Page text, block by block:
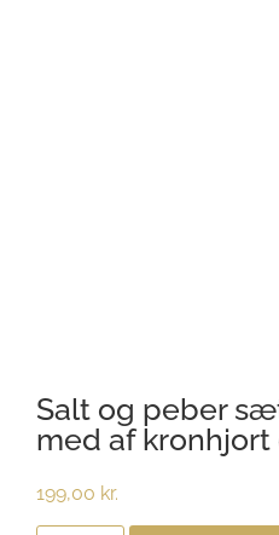
Salt og peber
med af kronhjort
199,00 kr.